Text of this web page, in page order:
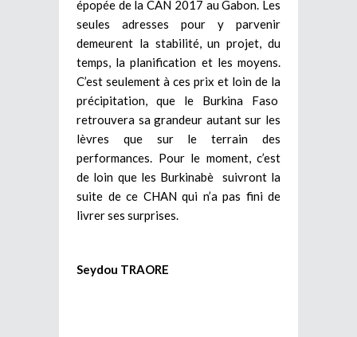
épopée de la CAN 2017 au Gabon. Les
seules adresses pour y parvenir
demeurent la stabilité, un projet, du
temps, la planification et les moyens.
C’est seulement à ces prix et loin de la
précipitation, que le Burkina Faso
retrouvera sa grandeur autant sur les
lèvres que sur le terrain des
performances. Pour le moment, c’est
de loin que les Burkinabè suivront la
suite de ce CHAN qui n’a pas fini de
livrer ses surprises.
Seydou TRAORE